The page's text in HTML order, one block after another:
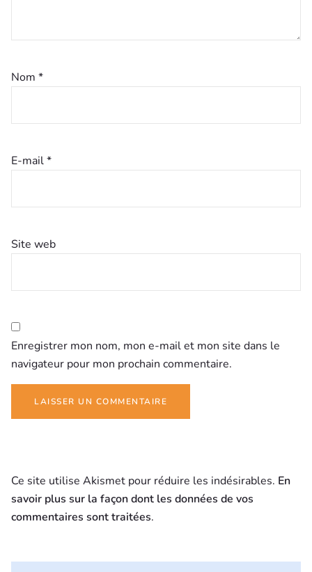
Nom *
E-mail*
Site web
Enregistrer mon nom, mon e-mail et mon site dans le
navigateur pour mon prochain commentaire.
Ce site utilise Akismet pour réduire les indésirables. En
savoir plus sur la façon dont les données de vos
commentaires sont traitées.